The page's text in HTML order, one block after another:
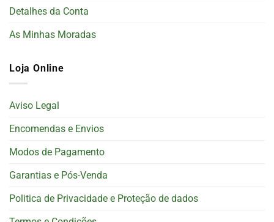
Detalhes da Conta
As Minhas Moradas
Loja Online
Aviso Legal
Encomendas e Envios
Modos de Pagamento
Garantias e Pós-Venda
Politica de Privacidade e Proteção de dados